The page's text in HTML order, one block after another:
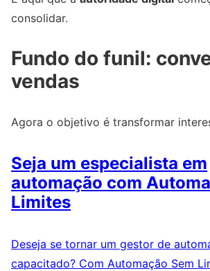
consolidar.
Fundo do funil:
vendas
Agora o objetivo é transformar
Seja um especialista em
automação com
Limites
Deseja se tornar um gestor de
capacitado? Com Automação Sem